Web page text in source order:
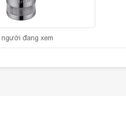
người đang xem